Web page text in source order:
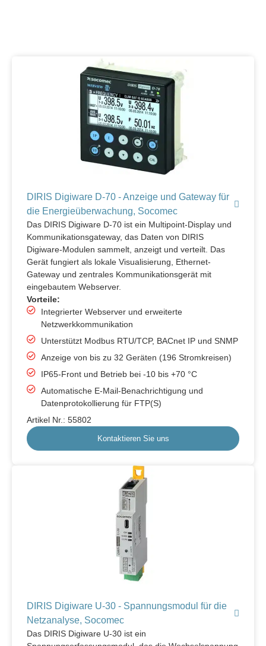
DIRIS Digiware D-70 - Anzeige und Gateway für
die Energieüberwachung, Socomec
Das DIRIS Digiware D-70 ist ein Multipoint-Display und
Kommunikationsgateway, das Daten von DIRIS
Digiware-Modulen sammelt, anzeigt und verteilt. Das
Gerät fungiert als lokale Visualisierung, Ethernet-
Gateway und zentrales Kommunikationsgerät mit
eingebautem Webserver.
Vorteile:
Integrierter Webserver und erweiterte
Netzwerkkommunikation
Unterstützt Modbus RTU/TCP, BACnet IP und SNMP
Anzeige von bis zu 32 Geräten (196 Stromkreisen)
IP65-Front und Betrieb bei -10 bis +70 °C
Automatische E-Mail-Benachrichtigung und
Datenprotokollierung für FTP(S)
Artikel Nr.: 55802
Kontaktieren Sie uns
DIRIS Digiware U-30 - Spannungsmodul für die
Netzanalyse, Socomec
Das DIRIS Digiware U-30 ist ein